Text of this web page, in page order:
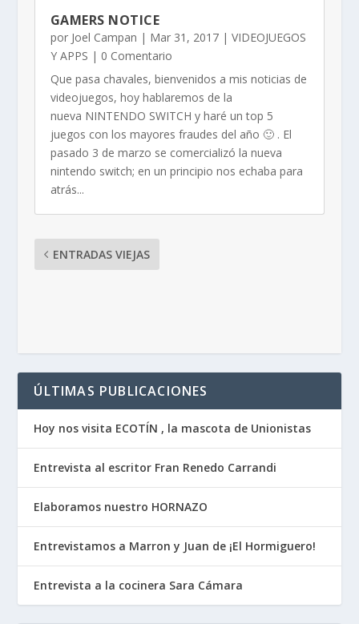
GAMERS NOTICE
por Joel Campan | Mar 31, 2017| VIDEOJUEGOS
Y APPS | 0 Comentario
Que pasa chavales, bienvenidos a mis noticias de
videojuegos, hoy hablaremos de la
nueva NINTENDO SWITCH y haré un top 5
juegos con los mayores fraudes del año 🙂 . El
pasado 3 de marzo se comercializó la nueva
nintendo switch; en un principio nos echaba para
atrás...
ENTRADAS VIEJAS
ÚLTIMAS PUBLICACIONES
Hoy nos visita ECOTÍN , la mascota de Unionistas
Entrevista al escritor Fran Renedo Carrandi
Elaboramos nuestro HORNAZO
Entrevistamos a Marron y Juan de ¡El Hormiguero!
Entrevista a la cocinera Sara Cámara